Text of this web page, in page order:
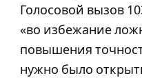
Голосовой вызов
«во избежание
повышения
нужно было